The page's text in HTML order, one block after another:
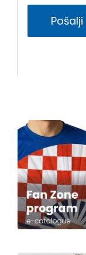
Pošalji